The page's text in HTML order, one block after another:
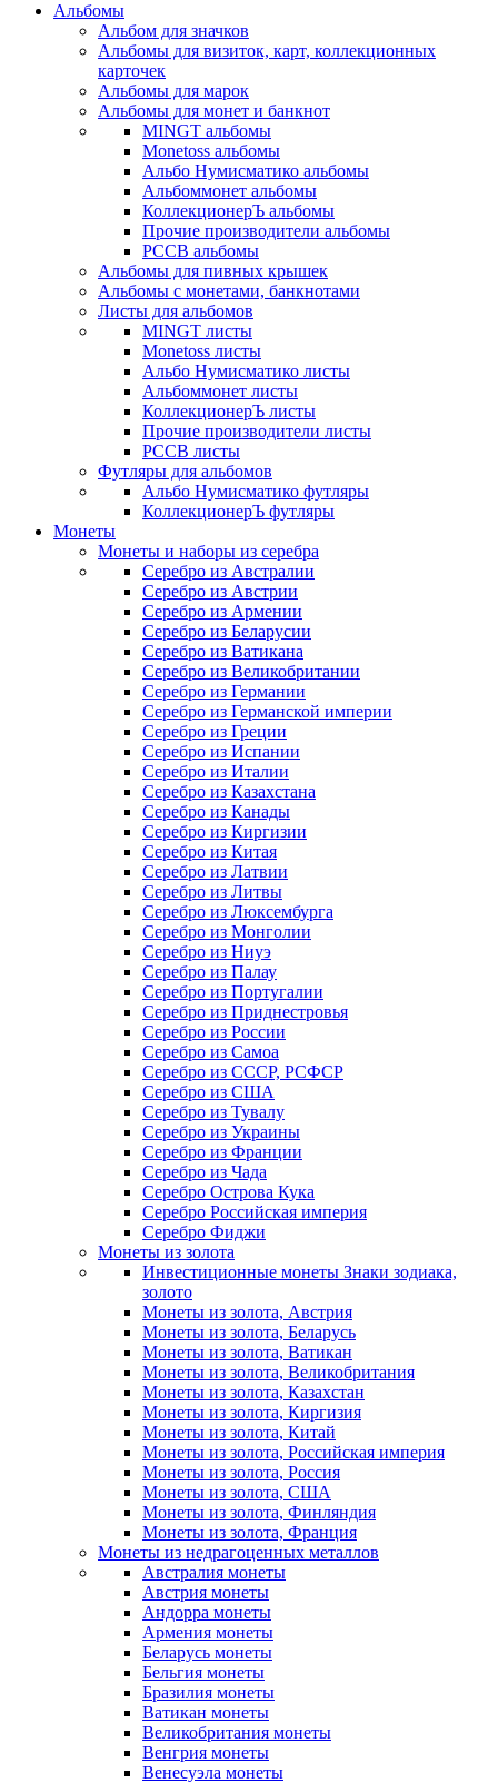
Альбомы
Альбом для значков
Альбомы для визиток, карт, коллекционных
карточек
Альбомы для марок
Альбомы для монет и банкнот
MINGT альбомы
Monetoss альбомы
Альбо Нумисматико альбомы
Альбоммонет альбомы
КоллекционерЪ альбомы
Прочие производители альбомы
РССВ альбомы
Альбомы для пивных крышек
Альбомы с монетами, банкнотами
Листы для альбомов
MINGT листы
Monetoss листы
Альбо Нумисматико листы
Альбоммонет листы
КоллекционерЪ листы
Прочие производители листы
РССВ листы
Футляры для альбомов
Альбо Нумисматико футляры
КоллекционерЪ футляры
Монеты
Монеты и наборы из серебра
Серебро из Австралии
Серебро из Австрии
Серебро из Армении
Серебро из Беларусии
Серебро из Ватикана
Серебро из Великобритании
Серебро из Германии
Серебро из Германской империи
Серебро из Греции
Серебро из Испании
Серебро из Италии
Серебро из Казахстана
Серебро из Канады
Серебро из Киргизии
Серебро из Китая
Серебро из Латвии
Серебро из Литвы
Серебро из Люксембурга
Серебро из Монголии
Серебро из Ниуэ
Серебро из Палау
Серебро из Португалии
Серебро из Приднестровья
Серебро из России
Серебро из Самоа
Серебро из СССР, РСФСР
Серебро из США
Серебро из Тувалу
Серебро из Украины
Серебро из Франции
Серебро из Чада
Серебро Острова Кука
Серебро Российская империя
Серебро Фиджи
Монеты из золота
Инвестиционные монеты Знаки зодиака,
золото
Монеты из золота, Австрия
Монеты из золота, Беларусь
Монеты из золота, Ватикан
Монеты из золота, Великобритания
Монеты из золота, Казахстан
Монеты из золота, Киргизия
Монеты из золота, Китай
Монеты из золота, Российская империя
Монеты из золота, Россия
Монеты из золота, США
Монеты из золота, Финляндия
Монеты из золота, Франция
Монеты из недрагоценных металлов
Австралия монеты
Австрия монеты
Андорра монеты
Армения монеты
Беларусь монеты
Бельгия монеты
Бразилия монеты
Ватикан монеты
Великобритания монеты
Венгрия монеты
Венесуэла монеты